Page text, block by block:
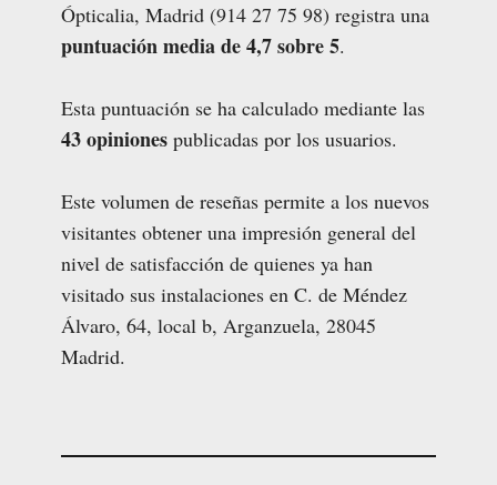
Ópticalia, Madrid (914 27 75 98) registra una
puntuación media de 4,7 sobre 5.
Esta puntuación se ha calculado mediante las
43 opiniones publicadas por los usuarios.
Este volumen de reseñas permite a los nuevos
visitantes obtener una impresión general del
nivel de satisfacción de quienes ya han
visitado sus instalaciones en C. de Méndez
Álvaro, 64, local b, Arganzuela, 28045
Madrid.